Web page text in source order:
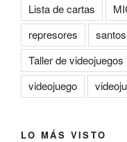
Lista de cartas
represores
santos
Taller de videojuegos
videojuego
LO MÁS VISTO